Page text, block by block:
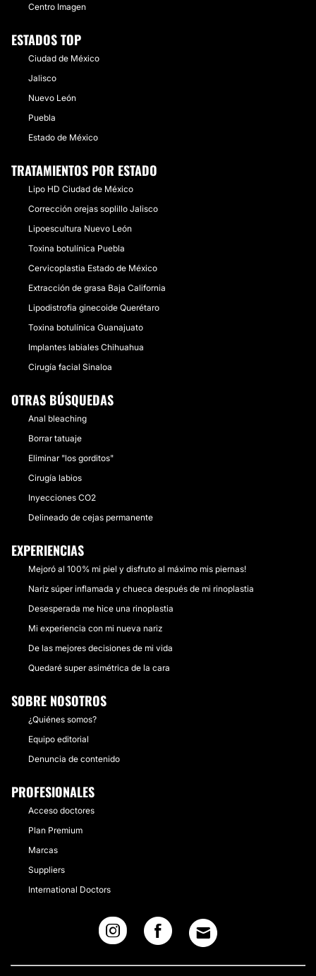
Centro Imagen
ESTADOS TOP
Ciudad de México
Jalisco
Nuevo León
Puebla
Estado de México
TRATAMIENTOS POR ESTADO
Lipo HD Ciudad de México
Corrección orejas soplillo Jalisco
Lipoescultura Nuevo León
Toxina botulínica Puebla
Cervicoplastia Estado de México
Extracción de grasa Baja California
Lipodistrofia ginecoide Querétaro
Toxina botulínica Guanajuato
Implantes labiales Chihuahua
Cirugía facial Sinaloa
OTRAS BÚSQUEDAS
Anal bleaching
Borrar tatuaje
Eliminar "los gorditos"
Cirugía labios
Inyecciones CO2
Delineado de cejas permanente
EXPERIENCIAS
Mejoró al 100% mi piel y disfruto al máximo mis piernas!
Nariz súper inflamada y chueca después de mi rinoplastia
Desesperada me hice una rinoplastia
Mi experiencia con mi nueva nariz
De las mejores decisiones de mi vida
Quedaré super asimétrica de la cara
SOBRE NOSOTROS
¿Quiénes somos?
Equipo editorial
Denuncia de contenido
PROFESIONALES
Acceso doctores
Plan Premium
Marcas
Suppliers
International Doctors